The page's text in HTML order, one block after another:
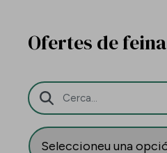
Ofertes de feina
Barra de cerca